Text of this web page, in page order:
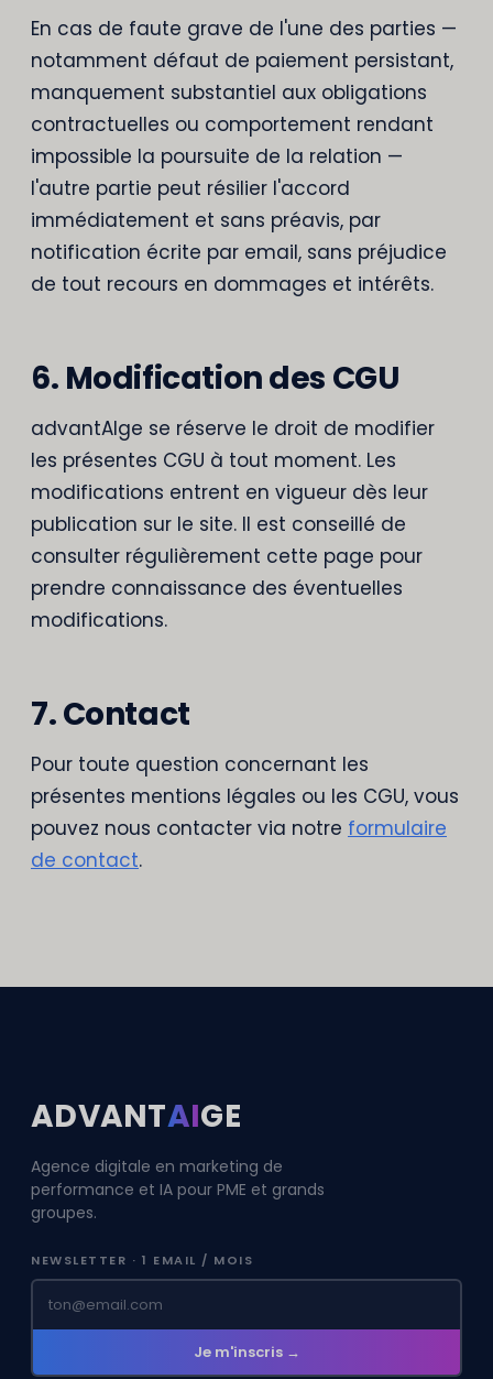
En cas de faute grave de l'une des parties —
notamment défaut de paiement persistant,
manquement substantiel aux obligations
contractuelles ou comportement rendant
impossible la poursuite de la relation —
l'autre partie peut résilier l'accord
immédiatement et sans préavis, par
notification écrite par email, sans préjudice
de tout recours en dommages et intérêts.
6. Modification des CGU
advantAIge se réserve le droit de modifier
les présentes CGU à tout moment. Les
modifications entrent en vigueur dès leur
publication sur le site. Il est conseillé de
consulter régulièrement cette page pour
prendre connaissance des éventuelles
modifications.
7. Contact
Pour toute question concernant les
présentes mentions légales ou les CGU, vous
pouvez nous contacter via notre formulaire
de contact.
ADVANTAIGE
Agence digitale en marketing de
performance et IA pour PME et grands
groupes.
NEWSLETTER · 1 EMAIL / MOIS
Je m'inscris →